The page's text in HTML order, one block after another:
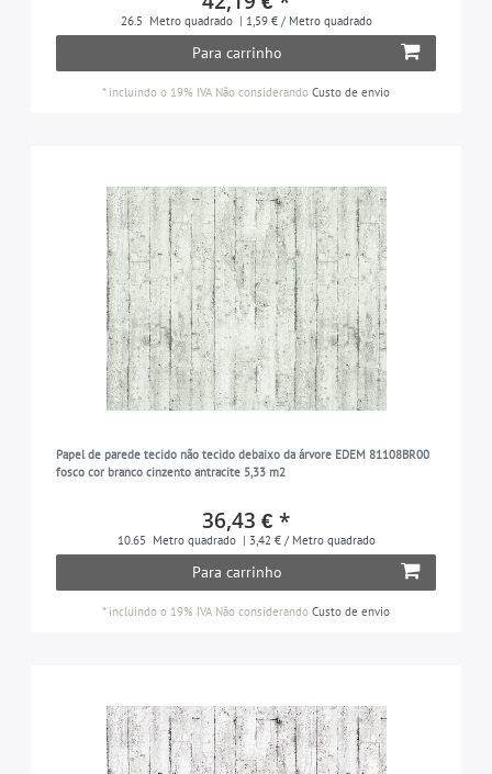
26.5 Metro quadrado | 1,59 € / Metro quadrado
Para carrinho
* incluindo o 19% IVA Não considerando Custo de envio
Papel de parede tecido não tecido debaixo da árvore EDEM 81108BR00
fosco cor branco cinzento antracite 5,33 m2
36,43 € *
10.65 Metro quadrado | 3,42 € / Metro quadrado
Para carrinho
* incluindo o 19% IVA Não considerando Custo de envio